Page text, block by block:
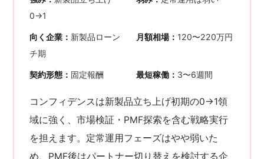
0→1
向く企業： 新製品ローン
チ期
月額相場： 120〜220万円
契約形態： 固定報酬 最短稼働： 3〜6週間
コンフィデンスは新製品立ち上げ初期の0→1領
域に強く、市場検証・PMF探索を含む戦略実行
を担えます。定常運用フェーズはやや弱いた
め、PMF後はパートナー切り替えを検討する企